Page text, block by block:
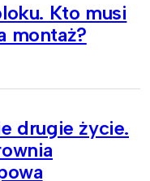
Kto musi
montaż?
drugie życie.